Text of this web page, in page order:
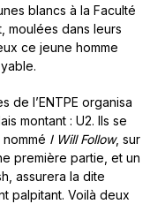
blancs à la Faculté
moulées dans leurs
ce jeune homme
de l’ENTPE organisa
montant : U2. Ils se
I Will Follow, sur
première partie, et un
assurera la dite
palpitant. Voilà deux